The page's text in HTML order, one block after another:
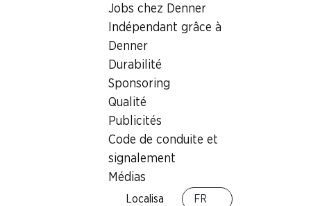
Jobs chez Denner
Indépendant grâce à
Denner
Durabilité
Sponsoring
Qualité
Publicités
Code de conduite et
signalement
Médias
Localisa
FR